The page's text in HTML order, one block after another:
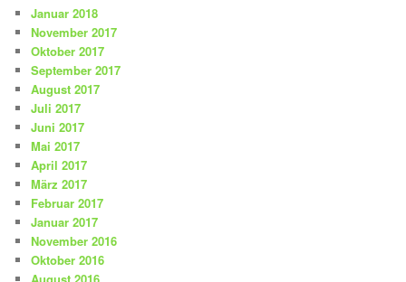
Januar 2018
November 2017
Oktober 2017
September 2017
August 2017
Juli 2017
Juni 2017
Mai 2017
April 2017
März 2017
Februar 2017
Januar 2017
November 2016
Oktober 2016
August 2016